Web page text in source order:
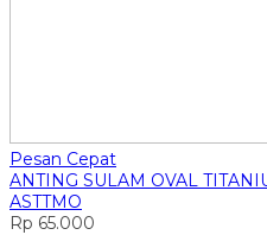
Pesan Cepat
ANTING SULAM OVAL
ASTTMO
Rp 65.000